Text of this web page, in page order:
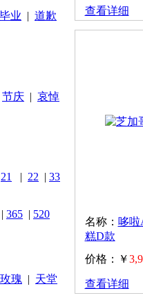
毕业 | 道歉
节庆 | 哀悼
21 | 22 | 33
| 365 | 520
瑰 | 天堂
查看详细
名称： 哆啦
糕D款
价格：￥
查看详细